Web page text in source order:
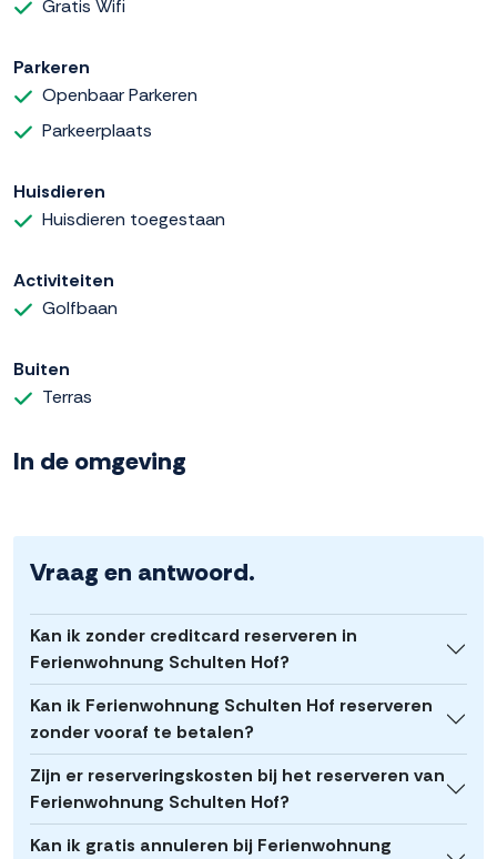
Gratis Wifi
Parkeren
Openbaar Parkeren
Parkeerplaats
Huisdieren
Huisdieren toegestaan
Activiteiten
Golfbaan
Buiten
Terras
In de omgeving
Vraag en antwoord.
Kan ik zonder creditcard reserveren in
Ferienwohnung Schulten Hof?
Kan ik Ferienwohnung Schulten Hof reserveren
zonder vooraf te betalen?
Zijn er reserveringskosten bij het reserveren van
Ferienwohnung Schulten Hof?
Kan ik gratis annuleren bij Ferienwohnung